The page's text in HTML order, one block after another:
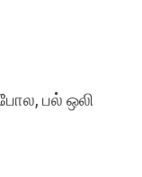
பல் ஒலி